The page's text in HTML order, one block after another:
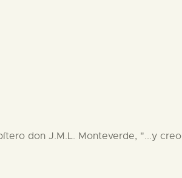
don J.M.L. Monteverde, "...y